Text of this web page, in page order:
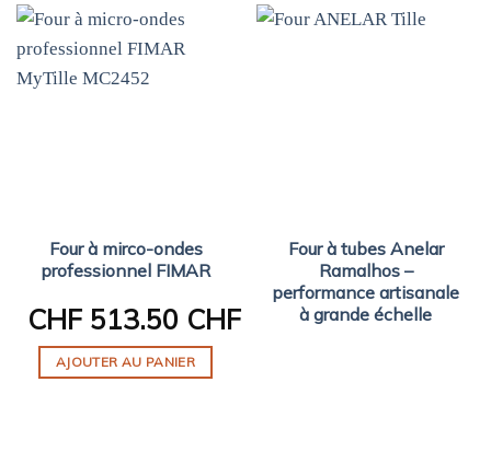
Four à mirco-ondes
professionnel FIMAR
CHF513.50 CHF
AJOUTER AU PANIER
Four à tubes Anelar
Ramalhos –
performance artisanale
à grande échelle